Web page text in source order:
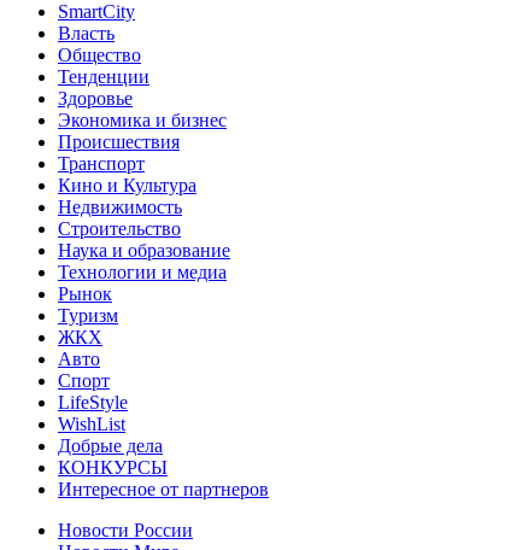
SmartCity
Власть
Общество
Тенденции
Здоровье
Экономика и бизнес
Происшествия
Транспорт
Кино и Культура
Недвижимость
Строительство
Наука и образование
Технологии и медиа
Рынок
Туризм
ЖКХ
Авто
Спорт
LifeStyle
WishList
Добрые дела
КОНКУРСЫ
Интересное от партнеров
Новости России